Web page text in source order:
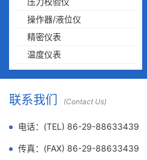
操作器/液位仪
精密仪表
温度仪表
联系我们 (Contact Us)
电话：(TEL) 86-29-88633439
传真：(FAX) 86-29-88633439